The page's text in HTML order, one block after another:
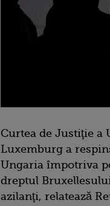
Curtea de Justiţie a
Luxemburg a
Ungaria împotriva
dreptul
azilanţi, relatează